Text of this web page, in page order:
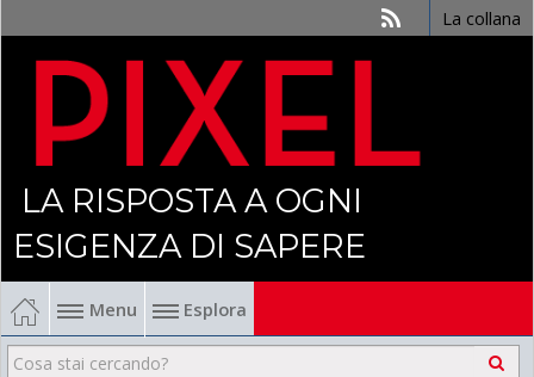
La collana
LA RISPOSTA A OGNI
ESIGENZA DI SAPERE
Menu Esplora
Economia